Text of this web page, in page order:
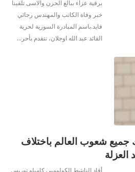
برقية عزاء ببالغ الحزن والاسى تلقينا
خبر وفاة الكاتب والمهندس رجائي
فايد.باسم المبادرة السورية لحرية
القائد عبد الله اوجلان، نتقدم بأحر …
شعوب العالم باختلاف
العزلة
أفاد الناشط الكولومبي كاميلو توريس